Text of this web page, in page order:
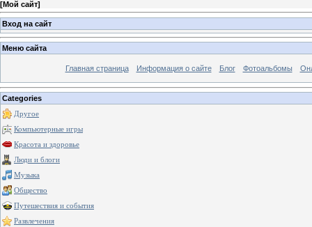
[Мой сайт]
Вход на сайт
Меню сайта
Главная страница Информация о сайте Блог Фотоальбомы
Categories
Другое
Компьютерные игры
Красота и здоровье
Люди и блоги
Музыка
Общество
Путешествия и события
Развлечения